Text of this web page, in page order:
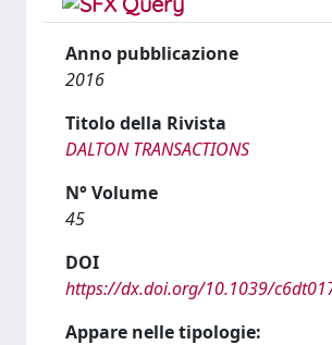
Anno pubblicazione
2016
Titolo della Rivista
DALTON TRANSACTIONS
N° Volume
45
DOI
https://dx.doi.org/10.1039/
Appare nelle tipologie: